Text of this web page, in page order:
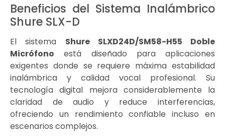
Beneficios del Sistema Inalámbrico
Shure SLX-D
El sistema Shure SLXD24D/SM58-H55 Doble
Micrófono está diseñado para aplicaciones
exigentes donde se requiere máxima estabilidad
inalámbrica y calidad vocal profesional. Su
tecnología digital mejora considerablemente la
claridad de audio y reduce interferencias,
ofreciendo un rendimiento confiable incluso en
escenarios complejos.